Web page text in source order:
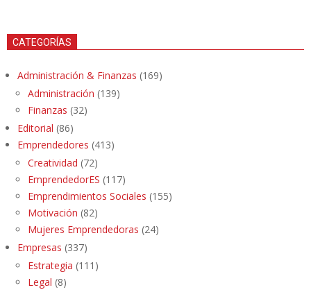
CATEGORÍAS
Administración & Finanzas (169)
Administración (139)
Finanzas (32)
Editorial (86)
Emprendedores (413)
Creatividad (72)
EmprendedorES (117)
Emprendimientos Sociales (155)
Motivación (82)
Mujeres Emprendedoras (24)
Empresas (337)
Estrategia (111)
Legal (8)